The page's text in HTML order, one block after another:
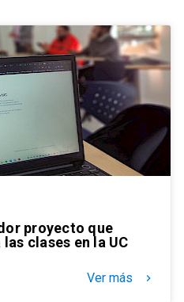
proyecto que
clases en la UC
Ver más keyboard_arrow_right